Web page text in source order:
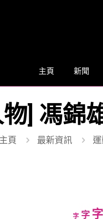
主頁 新聞
物] 馮錦
主頁 最新資訊
字Decrease
字 字